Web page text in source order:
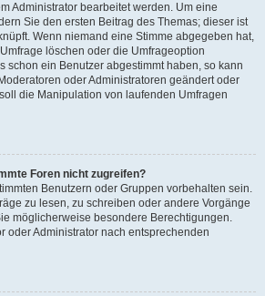
Administrator bearbeitet werden. Um eine
Sie den ersten Beitrag des Themas; dieser ist
Wenn niemand eine Stimme abgegeben hat,
löschen oder die Umfrageoption
schon ein Benutzer abgestimmt haben, so kann
oder Administratoren geändert oder
die Manipulation von laufenden Umfragen
Foren nicht zugreifen?
Benutzern oder Gruppen vorbehalten sein.
zu lesen, zu schreiben oder andere Vorgänge
möglicherweise besondere Berechtigungen.
oder Administrator nach entsprechenden